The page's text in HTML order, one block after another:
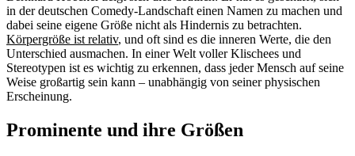
in der deutschen Comedy-Landschaft einen Namen zu machen und
dabei seine eigene Größe nicht als Hindernis zu betrachten.
Körpergröße ist relativ, und oft sind es die inneren Werte, die den
Unterschied ausmachen. In einer Welt voller Klischees und
Stereotypen ist es wichtig zu erkennen, dass jeder Mensch auf seine
Weise großartig sein kann – unabhängig von seiner physischen
Erscheinung.
Prominente und ihre Größen